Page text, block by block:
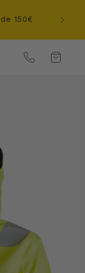
150€
Contact Panier